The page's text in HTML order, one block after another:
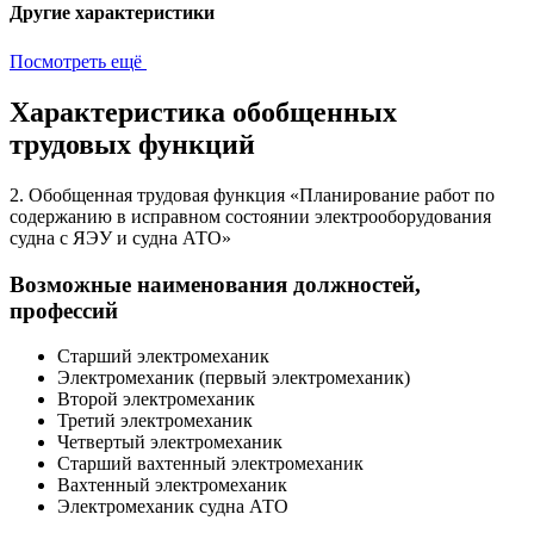
Другие характеристики
Посмотреть ещё
Характеристика обобщенных
трудовых функций
2. Обобщенная трудовая функция «Планирование работ по
содержанию в исправном состоянии электрооборудования
судна с ЯЭУ и судна АТО»
Возможные наименования должностей,
профессий
Старший электромеханик
Электромеханик (первый электромеханик)
Второй электромеханик
Третий электромеханик
Четвертый электромеханик
Старший вахтенный электромеханик
Вахтенный электромеханик
Электромеханик судна АТО